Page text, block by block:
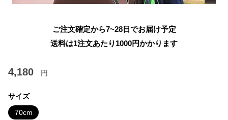
ご注文確定から7~28日でお届け予定
送料は1注文あたり 1000円かかります
4,180 円
サイズ
70cm